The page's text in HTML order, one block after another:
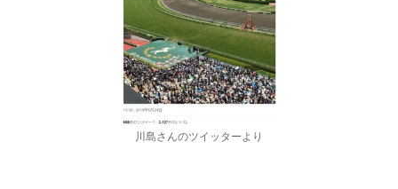
川島さんのツイッターより